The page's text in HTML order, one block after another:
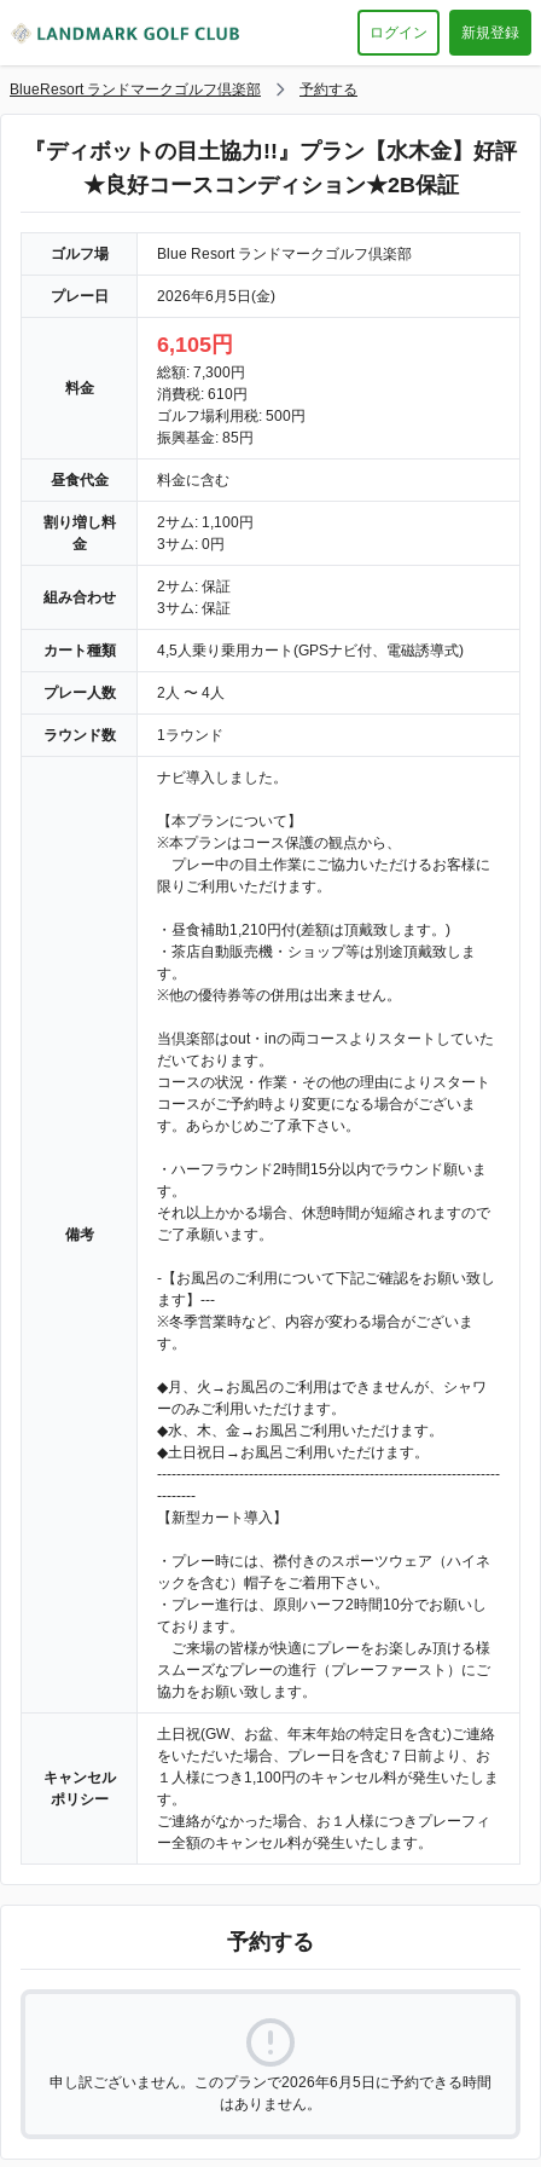
ログイン 新規登録
BlueResort ランドマークゴルフ倶楽部 予約する
『ディボットの目土協力!!』プラン【水木金】好評
★良好コースコンディション★2B保証
ゴルフ場 Blue Resort ランドマークゴルフ倶楽部
プレー日 2026年6月5日(金)
料金
6,105円
総額: 7,300円
消費税: 610円
ゴルフ場利用税: 500円
振興基金: 85円
昼食代金 料金に含む
割り増し料
金
2サム: 1,100円
3サム: 0円
組み合わせ
2サム: 保証
3サム: 保証
カート種類 4,5人乗り乗用カート(GPSナビ付、電磁誘導式)
プレー人数 2人 〜 4人
ラウンド数 1ラウンド
備考
ナビ導入しました。
【本プランについて】
※本プランはコース保護の観点から、
プレー中の目土作業にご協力いただけるお客様に
限りご利用いただけます。
・昼食補助1,210円付(差額は頂戴致します。)
・茶店自動販売機・ショップ等は別途頂戴致しま
す。
※他の優待券等の併用は出来ません。
当倶楽部はout・inの両コースよりスタートしていた
だいております。
コースの状況・作業・その他の理由によりスタート
コースがご予約時より変更になる場合がございま
す。あらかじめご了承下さい。
・ハーフラウンド2時間15分以内でラウンド願いま
す。
それ以上かかる場合、休憩時間が短縮されますので
ご了承願います。
-【お風呂のご利用について下記ご確認をお願い致し
ます】---
※冬季営業時など、内容が変わる場合がございま
す。
◆月、火→お風呂のご利用はできませんが、シャワ
ーのみご利用いただけます。
◆水、木、金→お風呂ご利用いただけます。
◆土日祝日→お風呂ご利用いただけます。
-----------------------------------------------------------------------
--------
【新型カート導入】
・プレー時には、襟付きのスポーツウェア（ハイネ
ックを含む）帽子をご着用下さい。
・プレー進行は、原則ハーフ2時間10分でお願いし
ております。
ご来場の皆様が快適にプレーをお楽しみ頂ける様
スムーズなプレーの進行（プレーファースト）にご
協力をお願い致します。
キャンセル
ポリシー
土日祝(GW、お盆、年末年始の特定日を含む)ご連絡
をいただいた場合、プレー日を含む７日前より、お
１人様につき1,100円のキャンセル料が発生いたしま
す。
ご連絡がなかった場合、お１人様につきプレーフィ
ー全額のキャンセル料が発生いたします。
予約する
申し訳ございません。このプランで2026年6月5日に予約できる時間
はありません。